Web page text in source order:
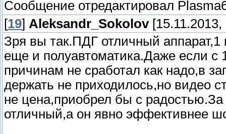
Сообщение отредактировал
[19] Aleksandr_Sokolov[15.11.2013,
Зря вы так.ПДГ отличный
еще и полуавтоматика.Даже если с
причинам не сработал как надо,в
держать не приходилось,но видео
не цена,приобрел бы с
отличный,а он явно эффективнее